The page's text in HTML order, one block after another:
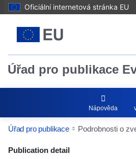
Oficiální internetová stránka EU
Úřad pro publikace
Nápověda
Úřad pro publikace Podrobnosti o
Publication Detail
Publication detail